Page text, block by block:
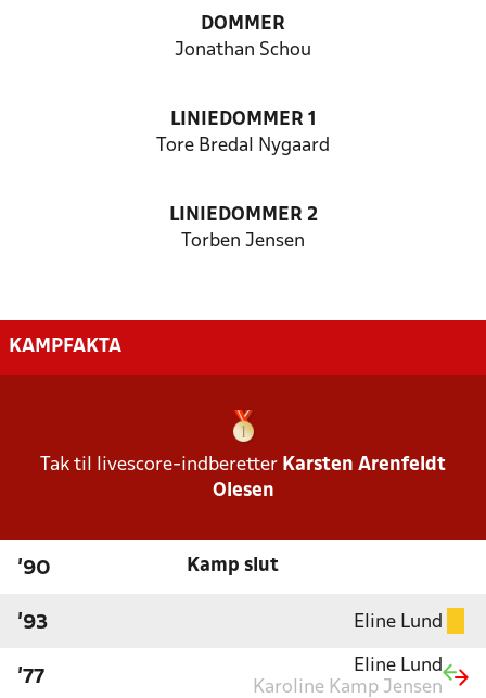
DOMMER
Jonathan Schou
LINIEDOMMER 1
Tore Bredal Nygaard
LINIEDOMMER 2
Torben Jensen
KAMPFAKTA
Tak til livescore-indberetter Karsten Arenfeldt
Olesen
'90 Kamp slut
'93 Eline Lund
'77
Eline Lund
Karoline Kamp Jensen